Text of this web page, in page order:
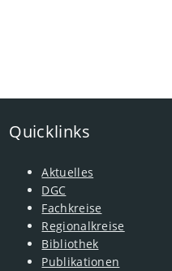
Quicklinks
Aktuelles
DGC
Fachkreise
Regionalkreise
Bibliothek
Publikationen